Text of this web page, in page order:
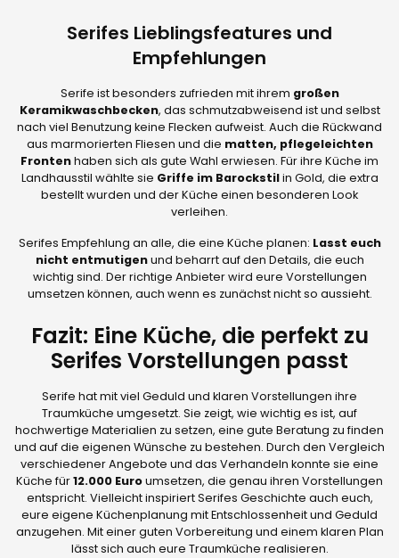
Serifes Lieblingsfeatures und
Empfehlungen
Serife ist besonders zufrieden mit ihrem großen
Keramikwaschbecken, das schmutzabweisend ist und selbst
nach viel Benutzung keine Flecken aufweist. Auch die Rückwand
aus marmorierten Fliesen und die matten, pflegeleichten
Frontenhaben sich als gute Wahl erwiesen. Für ihre Küche im
Landhausstil wählte sie Griffe im Barockstilin Gold, die extra
bestellt wurden und der Küche einen besonderen Look
verleihen.
Serifes Empfehlung an alle, die eine Küche planen: Lasst euch
nicht entmutigenund beharrt auf den Details, die euch
wichtig sind. Der richtige Anbieter wird eure Vorstellungen
umsetzen können, auch wenn es zunächst nicht so aussieht.
Fazit: Eine Küche, die perfekt zu
Serifes Vorstellungen passt
Serife hat mit viel Geduld und klaren Vorstellungen ihre
Traumküche umgesetzt. Sie zeigt, wie wichtig es ist, auf
hochwertige Materialien zu setzen, eine gute Beratung zu finden
und auf die eigenen Wünsche zu bestehen. Durch den Vergleich
verschiedener Angebote und das Verhandeln konnte sie eine
Küche für12.000 Euroumsetzen, die genau ihren Vorstellungen
entspricht. Vielleicht inspiriert Serifes Geschichte auch euch,
eure eigene Küchenplanung mit Entschlossenheit und Geduld
anzugehen. Mit einer guten Vorbereitung und einem klaren Plan
lässt sich auch eure Traumküche realisieren.